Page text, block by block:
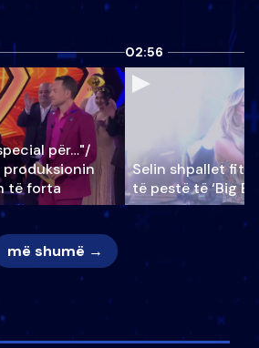
për…"/
të forta
02:56
Selin shpallet
të pestë të ‘Big
më shumë →